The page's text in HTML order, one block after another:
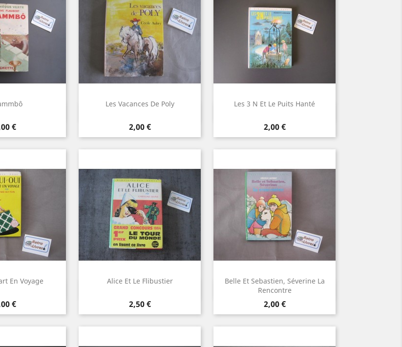
€
Les Vacances De Poly
Prix
2,00 €
Les 3 N Et Le Puits Hanté
Prix
2,00 €
En Voyage
€
Alice Et Le Flibustier
Prix
2,50 €
Belle Et Sebastien, Séverine La
Rencontre
Prix
2,00 €
Aperçu rapide